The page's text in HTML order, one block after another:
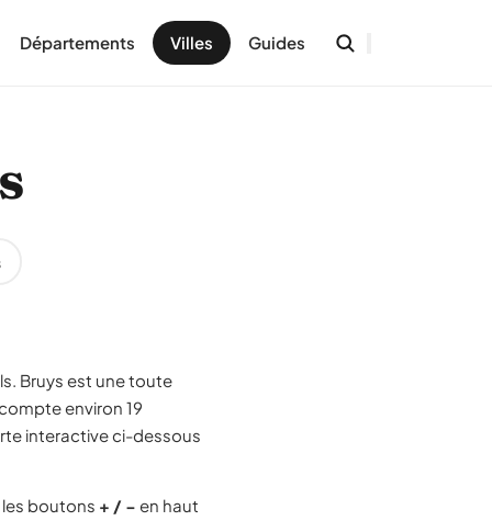
Départements Villes Guides
Bruys est une toute
environ 19
interactive ci-dessous
boutons + / − en haut